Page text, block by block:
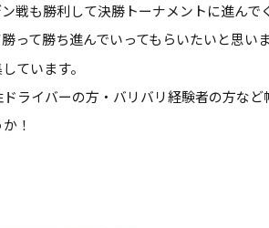
戦も勝利して決勝トーナメントに進んで
て勝ち進んでいってもらいたいと思いま
ています。
ライバーの方・バリバリ経験者の方など
！